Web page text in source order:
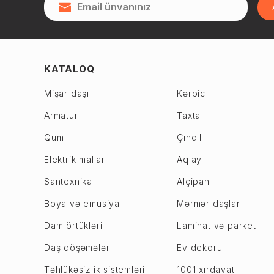
Qubadlı
Cəlilabad
Gədəbəy
Göyçay
Göygöl
Xızı
Xocalı
Xocavənd
Zağulba
7-ci mikrorayon
8-ci mikrorayon
Biləcəri
Xutor
M. Ə. Rəsulzadə
Sulutəpə
Xətai r.
KATALOQ
Mişar daşı Kərpic
Armatur Taxta
Qum Çınqıl
Elektrik malları Aqlay
Santexnika Alçipan
Boya və emusiya Mərmər daşlar
Dam örtükləri Laminat və parket
Daş döşəmələr Ev dekoru
Təhlükəsizlik sistemləri 1001 xırdavat